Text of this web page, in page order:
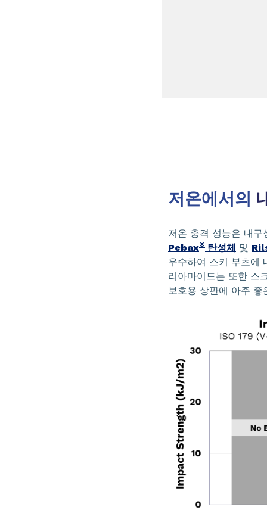
저온에서의
저온 충격 성능은 내구
Pebax® 탄성체 및
우수하여 스키 부츠에
리아마이드는 또한 스
보호용 상판에 아주 좋